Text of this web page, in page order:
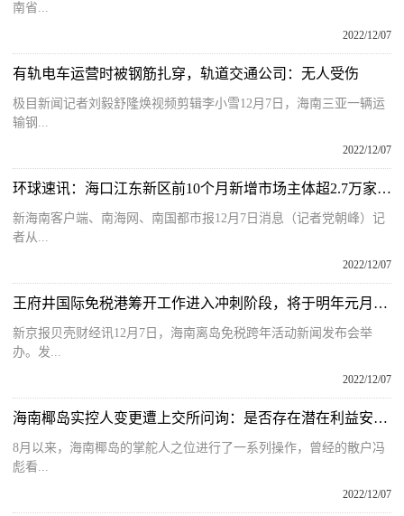
南省...
2022/12/07
有轨电车运营时被钢筋扎穿，轨道交通公司：无人受伤
极目新闻记者刘毅舒隆焕视频剪辑李小雪12月7日，海南三亚一辆运
输钢...
2022/12/07
环球速讯：海口江东新区前10个月新增市场主体超2.7万家，同比增长106％
新海南客户端、南海网、南国都市报12月7日消息（记者党朝峰）记
者从...
2022/12/07
王府井国际免税港筹开工作进入冲刺阶段，将于明年元月开业
新京报贝壳财经讯12月7日，海南离岛免税跨年活动新闻发布会举
办。发...
2022/12/07
海南椰岛实控人变更遭上交所问询：是否存在潜在利益安排或抽屉协议
8月以来，海南椰岛的掌舵人之位进行了一系列操作，曾经的散户冯
彪看...
2022/12/07